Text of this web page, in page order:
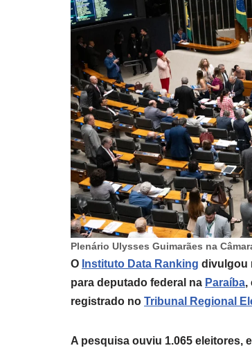
Plenário Ulysses Guimarães na
O Instituto Data Ranking divulgou
para deputado federal na Paraíba,
registrado no Tribunal Regional
A pesquisa ouviu 1.065 eleitores,